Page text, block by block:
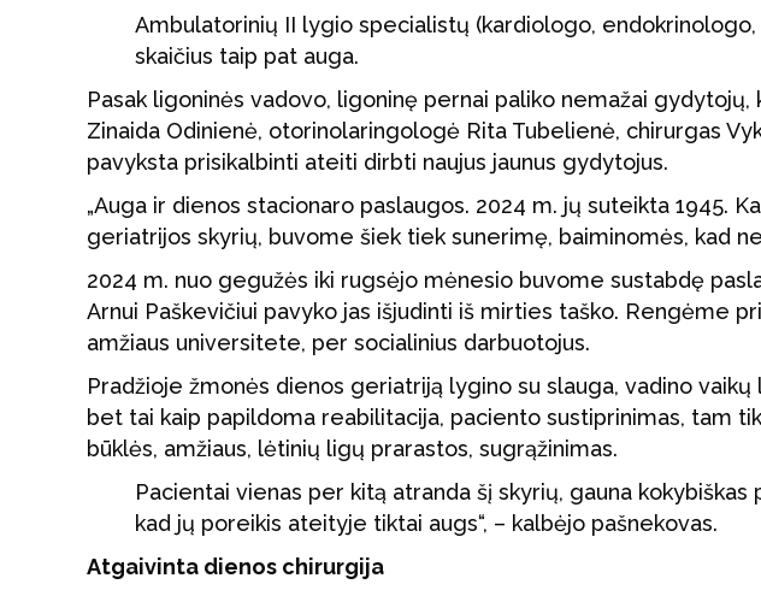
Ambulatorinių II lygio specialistų (kardiologo,
skaičius taip pat auga.
Pasak ligoninės vadovo, ligoninę pernai paliko nemažai
Zinaida Odinienė, otorinolaringologė Rita Tubelienė, chirurgas
pavyksta prisikalbinti ateiti dirbti naujus jaunus gydytojus.
„Auga ir dienos stacionaro paslaugos. 2024 m. jų suteikta 1945.
geriatrijos skyrių, buvome šiek tiek sunerimę, baiminomės, kad
2024 m. nuo gegužės iki rugsėjo mėnesio buvome sustabdę
Arnui Paškevičiui pavyko jas išjudinti iš mirties taško. Rengėme
amžiaus universitete, per socialinius darbuotojus.
Pradžioje žmonės dienos geriatriją lygino su slauga, vadino
bet tai kaip papildoma reabilitacija, paciento sustiprinimas, tam
būklės, amžiaus, lėtinių ligų prarastos, sugrąžinimas.
Pacientai vienas per kitą atranda šį skyrių, gauna kokybiškas
kad jų poreikis ateityje tiktai augs“, – kalbėjo pašnekovas.
Atgaivinta dienos chirurgija